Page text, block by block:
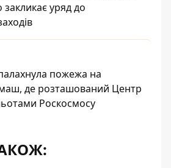
уряд до
пожежа на
де розташований Центр
Роскосмосу